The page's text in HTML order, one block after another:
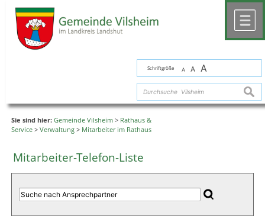
Schriftgröße A A A
Sie sind hier: Gemeinde Vilsheim > Rathaus &
Service > Verwaltung > Mitarbeiter im Rathaus
Mitarbeiter-Telefon-Liste